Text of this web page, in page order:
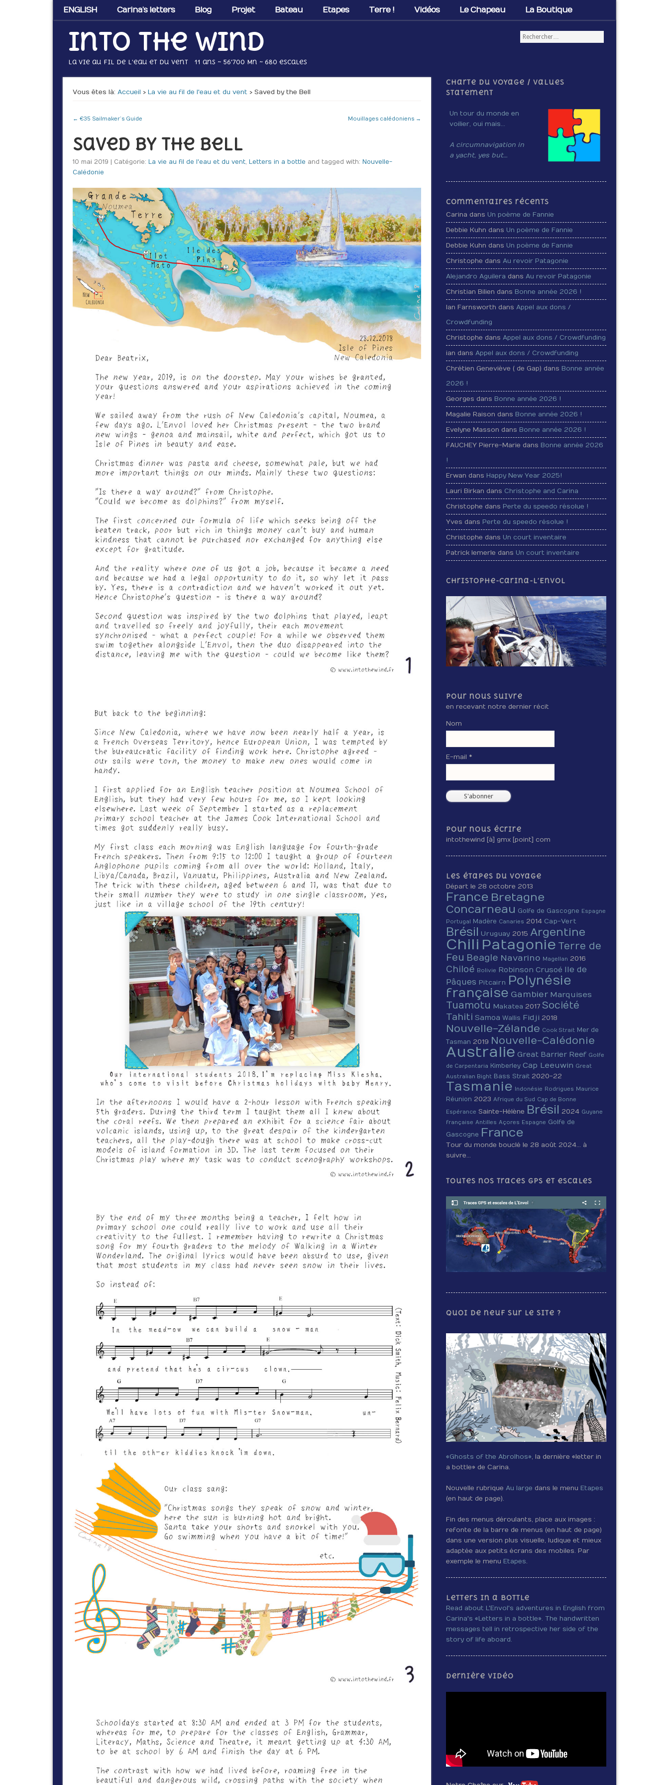
ENGLISH Carina’s letters Blog Projet Bateau Etapes Terre ! Vidéos Le Chapeau La Boutique
Into the wind
La vie au fil de l'eau et du vent 11 ans ~ 56’700 Mn ~ 680 escales
Vous êtes là : Accueil › La vie au fil de l'eau et du vent› Saved by the Bell
← €35 Sailmaker’s Guide Mouillages calédoniens →
Saved by the Bell
10 mai 2019 | Catégorie: La vie au fil de l'eau et du vent, Letters in a bottle and tagged with: Nouvelle-
Calédonie
Charte du voyage / Values
Statement
Un tour du monde en
voilier, oui mais…
A circumnavigation in
a yacht, yes but…
Commentaires récents
Carina dans Un poème de Fannie
Debbie Kuhn dans Un poème de Fannie
Debbie Kuhn dans Un poème de Fannie
Christophe dansAu revoir Patagonie
Alejandro Aguilera dansAu revoir Patagonie
Christian Bilien dans Bonne année 2026 !
Ian Farnsworth dansAppel aux dons /
Crowdfunding
Christophe dansAppel aux dons / Crowdfunding
ian dansAppel aux dons / Crowdfunding
Chrétien Geneviève ( de Gap) dans Bonne année
2026 !
Georges dans Bonne année 2026 !
Magalie Raison dans Bonne année 2026 !
Evelyne Masson dans Bonne année 2026 !
FAUCHEY Pierre-Marie dans Bonne année 2026
!
Erwan dans Happy New Year 2025!
Lauri Birkan dans Christophe and Carina
Christophe dans Perte du speedo résolue !
Yves dans Perte du speedo résolue !
Christophe dans Un court inventaire
Patrick lemerle dans Un court inventaire
Christophe-Carina-L’Envol
Pour nous suivre
en recevant notre dernier récit
Nom
E-mail *
Pour nous écrire
intothewind [à] gmx [point] com
Les étapes du voyage
Départ le 28 octobre 2013
France Bretagne
Concarneau Golfe de Gascogne Espagne
Portugal Madère Canaries 2014 Cap-Vert
Brésil Uruguay 2015Argentine
Chili Patagonie Terre de
Feu Beagle Navarino Magellan 2016
Chiloé Bolivie Robinson Crusoé Ile de
Pâques Pitcairn Polynésie
française Gambier Marquises
Tuamotu Makatea 2017Société
Tahiti Samoa Wallis Fidji 2018
Nouvelle-Zélande Cook Strait Mer de
Tasman 2019 Nouvelle-Calédonie
Australie Great Barrier Reef Golfe
de Carpentaria Kimberley Cap Leeuwin Great
Australian Bight Bass Strait 2020-22
Tasmanie Indonésie Rodrigues Maurice
Réunion 2023Afrique du Sud Cap de Bonne
Espérance Sainte-Hélène Brésil 2024 Guyane
française Antilles Açores Espagne Golfe de
Gascogne France
Tour du monde bouclé le 28 août 2024… à
suivre…
Toutes nos traces GPS et escales
Quoi de neuf sur le site ?
«Ghosts of the Abrolhos», la dernière «letter in
a bottle» de Carina.
Nouvelle rubriqueAu large dans le menu Etapes
(en haut de page).
Fin des menus déroulants, place aux images :
refonte de la barre de menus (en haut de page)
dans une version plus visuelle, ludique et mieux
adaptée aux petits écrans des mobiles. Par
exemple le menu Etapes.
Letters in a bottle
Read about L'Envol's adventures in English from
Carina's «Letters in a bottle». The handwritten
messages tell in retrospective her side of the
story of life aboard.
Dernière vidéo